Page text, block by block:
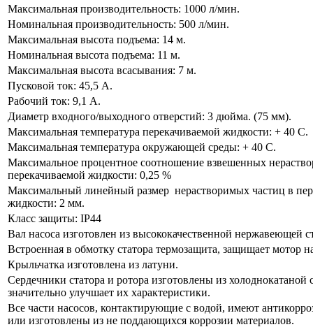
Максимальная производительность: 1000 л/мин.
Номинальная производительность: 500 л/мин.
Максимальная высота подъема: 14 м.
Номинальная высота подъема: 11 м.
Максимальная высота всасывания: 7 м.
Пусковой ток: 45,5 А.
Рабочий ток: 9,1 А.
Диаметр входного/выходного отверстий: 3 дюйма. (75 мм).
Максимальная температура перекачиваемой жидкости: + 40 С.
Максимальная температура окружающей среды: + 40 С.
Максимальное процентное соотношение взвешенных
перекачиваемой жидкости: 0,25 %
Максимальный линейный размер нерастворимых частиц в
жидкости: 2 мм.
Класс защиты: IP44
Вал насоса изготовлен из высококачественной нержавеющей
Встроенная в обмотку статора термозащита, защищает мотор
Крыльчатка изготовлена из латуни.
Сердечники статора и ротора изготовлены из холоднокатаной
значительно улучшает их характеристики.
Все части насосов, контактирующие с водой, имеют
или изготовлены из не поддающихся коррозии материалов.